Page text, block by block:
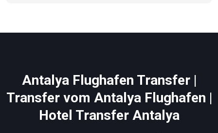
Antalya Flughafen Transfer |
Transfer vom Antalya Flughafen |
Hotel Transfer Antalya